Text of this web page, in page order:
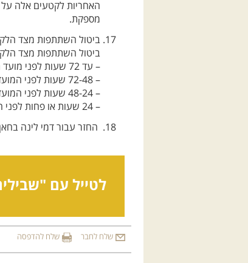
האחריות לקטעים אלה על
מספקת.
ביטול השתתפות מצד
ביטול השתתפות מצד
– עד 72 שעות לפני מועד הפעילות – יוחזר מלוא הסכום למעט 10 שקל דמי סליקה.
– 72-48 שעות לפני המועד – יוחזר 50% מהתשלום / יינתן זיכוי מלא לטיול אחר.
– 48-24 שעות לפני המועד – יוחזרו 25% מהתשלום / יינתן זיכוי מלא לטיול אחר.
– 24 שעות או פחות לפני המועד – לא יוחזר תשלום ולא יינתן זיכוי לטיול אחר.
החזר עבור דמי לינה
לטייל עם
שלח לחבר שלח להדפסה